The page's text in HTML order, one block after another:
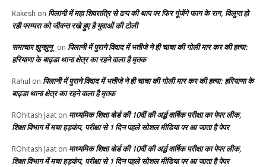
Rakesh on पिलानी में महा शिवरात्रि से ढप्प की थाप पर फिर गूंजेंगे फाग के राग, विलुप्त हो
रही परम्परा को जीवन्त रखे हुए है युवाओं की टोली
समाचार झुन्झुनू on पिलानी में पुराने विवाद में भतीजे ने ही चाचा की गोली मार कर की हत्या:
हरियाणा के बाढ़डा थाना क्षेत्र का रहने वाला है मृतक
Rahul on पिलानी में पुराने विवाद में भतीजे ने ही चाचा की गोली मार कर की हत्या: हरियाणा के
बाढ़डा थाना क्षेत्र का रहने वाला है मृतक
ROhitash Jaat on माध्यमिक शिक्षा बोर्ड की 10वीं की अर्द्ध वार्षिक परीक्षा का पेपर लीक,
शिक्षा विभाग में मचा हड़कंप, परीक्षा से 1 दिन पहले सोशल मीडिया पर आ जाता है पेपर
ROhitash Jaat on माध्यमिक शिक्षा बोर्ड की 10वीं की अर्द्ध वार्षिक परीक्षा का पेपर लीक,
शिक्षा विभाग में मचा हड़कंप, परीक्षा से 1 दिन पहले सोशल मीडिया पर आ जाता है पेपर